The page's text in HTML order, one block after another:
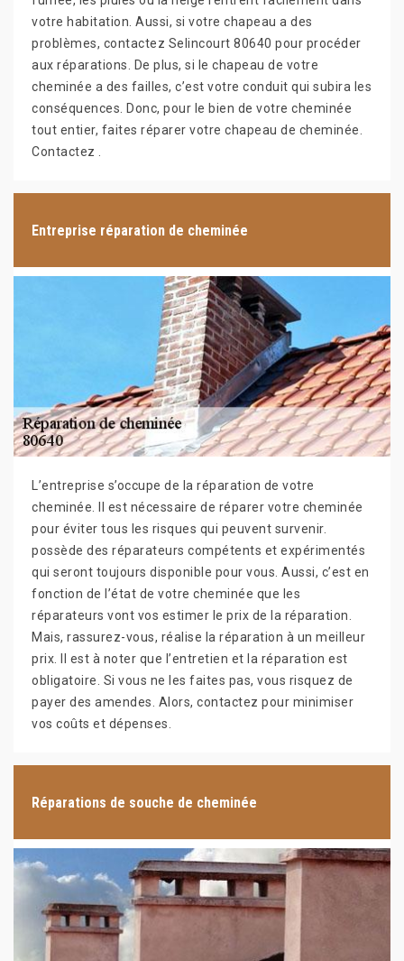
votre habitation. Aussi, si votre chapeau a des
problèmes, contactez Selincourt 80640 pour procéder
aux réparations. De plus, si le chapeau de votre
cheminée a des failles, c’est votre conduit qui subira les
conséquences. Donc, pour le bien de votre cheminée
tout entier, faites réparer votre chapeau de cheminée.
Contactez .
Entreprise réparation de cheminée
L’entreprise s’occupe de la réparation de votre
cheminée. Il est nécessaire de réparer votre cheminée
pour éviter tous les risques qui peuvent survenir.
possède des réparateurs compétents et expérimentés
qui seront toujours disponible pour vous. Aussi, c’est en
fonction de l’état de votre cheminée que les
réparateurs vont vos estimer le prix de la réparation.
Mais, rassurez-vous, réalise la réparation à un meilleur
prix. Il est à noter que l’entretien et la réparation est
obligatoire. Si vous ne les faites pas, vous risquez de
payer des amendes. Alors, contactez pour minimiser
vos coûts et dépenses.
Réparations de souche de cheminée